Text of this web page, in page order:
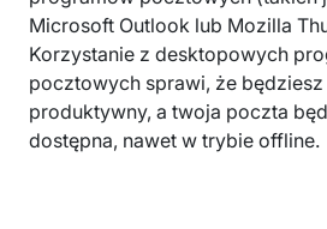
Microsoft Outlook lub Mozilla
Korzystanie z desktopowych
pocztowych sprawi, że
produktywny, a twoja poczta
dostępna, nawet w trybie offline.